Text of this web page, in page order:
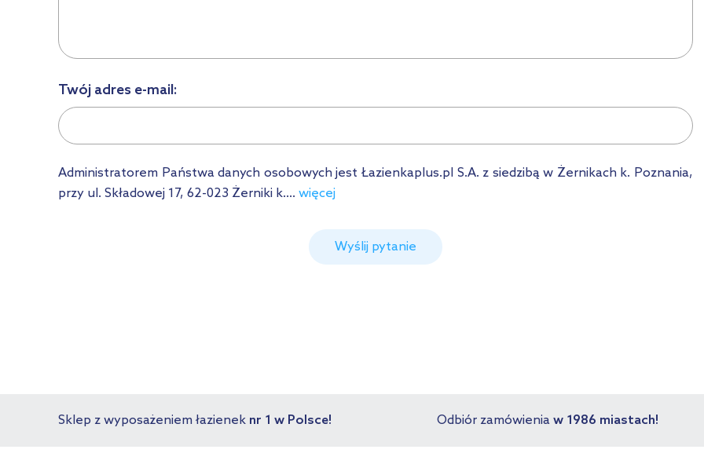
Twój adres e-mail:
Administratorem Państwa danych osobowych jest Łazienkaplus.pl S.A. z siedzibą w Żernikach k. Poznania,
przy ul. Składowej 17, 62-023 Żerniki k.... więcej
Wyślij pytanie
Sklep z wyposażeniem łazienek nr 1 w Polsce! Odbiór zamówienia w 1986 miastach!